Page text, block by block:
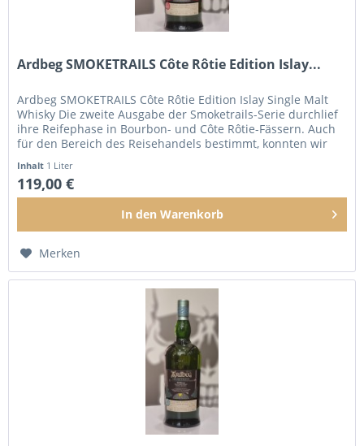
Ardbeg SMOKETRAILS Côte Rôtie Edition Islay...
Ardbeg SMOKETRAILS Côte Rôtie Edition Islay Single Malt
Whisky Die zweite Ausgabe der Smoketrails-Serie durchlief
ihre Reifephase in Bourbon- und Côte Rôtie-Fässern. Auch
für den Bereich des Reisehandels bestimmt, konnten wir
Inhalt 1 Liter
119,00 €
In den Warenkorb
Merken